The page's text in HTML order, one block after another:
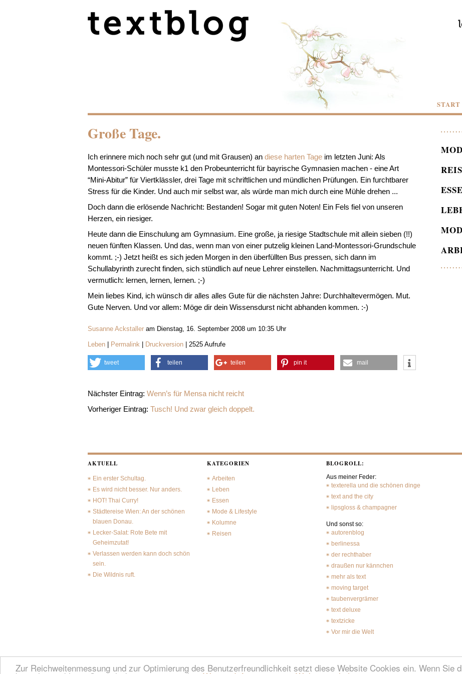
Zur Reichweitenmessung und zur Optimierung des Benutzerfreundlichkeit setzt diese Website Cookies ein. Wenn Sie
START
Große Tage.
Ich erinnere mich noch sehr gut (und mit Grausen) an diese harten Tageim letzten Juni: Als
Montessori-Schüler musste k1 den Probeunterricht für bayrische Gymnasien machen - eine Art
“Mini-Abitur” für Viertklässler, drei Tage mit schriftlichen und mündlichen Prüfungen. Ein furchtbarer
Stress für die Kinder. Und auch mir selbst war, als würde man mich durch eine Mühle drehen ...
Doch dann die erlösende Nachricht: Bestanden! Sogar mit guten Noten! Ein Fels fiel von unseren
Herzen, ein riesiger.
Heute dann die Einschulung am Gymnasium. Eine große, ja riesige Stadtschule mit allein sieben (!!)
neuen fünften Klassen. Und das, wenn man von einer putzelig kleinen Land-Montessori-Grundschule
kommt. ;-) Jetzt heißt es sich jeden Morgen in den überfüllten Bus pressen, sich dann im
Schullabyrinth zurecht finden, sich stündlich auf neue Lehrer einstellen. Nachmittagsunterricht. Und
vermutlich: lernen, lernen, lernen. ;-)
Mein liebes Kind, ich wünsch dir alles alles Gute für die nächsten Jahre: Durchhaltevermögen. Mut.
Gute Nerven. Und vor allem: Möge dir dein Wissensdurst nicht abhanden kommen. :-)
Susanne Ackstalleram Dienstag, 16. September 2008 um 10:35 Uhr
Leben Permalink| Druckversion| 2525 Aufrufe
tweet teilen teilen pin it mail
Nächster Eintrag: Wenn’s für Mensa nicht reicht
Vorheriger Eintrag: Tusch! Und zwar gleich doppelt.
AKTUELL
Ein erster Schultag.
Es wird nicht besser. Nur anders.
HOT! Thai Curry!
Städtereise Wien: An der schönen
blauen Donau.
Lecker-Salat: Rote Bete mit
Geheimzutat!
Verlassen werden kann doch schön
sein.
Die Wildnis ruft.
KATEGORIEN
Arbeiten
Leben
Essen
Mode & Lifestyle
Kolumne
Reisen
BLOGROLL:
Aus meiner Feder:
texterella und die schönen dinge
text and the city
lipsgloss & champagner
Und sonst so:
autorenblog
berlinessa
der rechthaber
draußen nur kännchen
mehr als text
moving target
taubenvergrämer
text deluxe
textzicke
Vor mir die Welt